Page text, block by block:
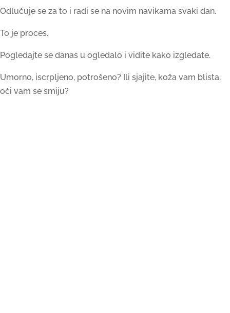
Odlučuje se za to i radi se na novim navikama svaki dan.
To je proces.
Pogledajte se danas u ogledalo i vidite kako izgledate.
Umorno, iscrpljeno, potrošeno? Ili sjajite, koža vam blista,
oči vam se smiju?